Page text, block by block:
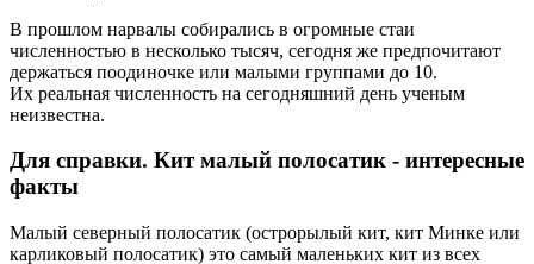
В прошлом нарвалы собирались в огромные стаи
численностью в несколько тысяч, сегодня же предпочитают
держаться поодиночке или малыми группами до 10.
Их реальная численность на сегодняшний день ученым
неизвестна.
Для справки. Кит малый полосатик - интересные
факты
Малый северный полосатик (острорылый кит, кит Минке или
карликовый полосатик) это самый маленьких кит из всех